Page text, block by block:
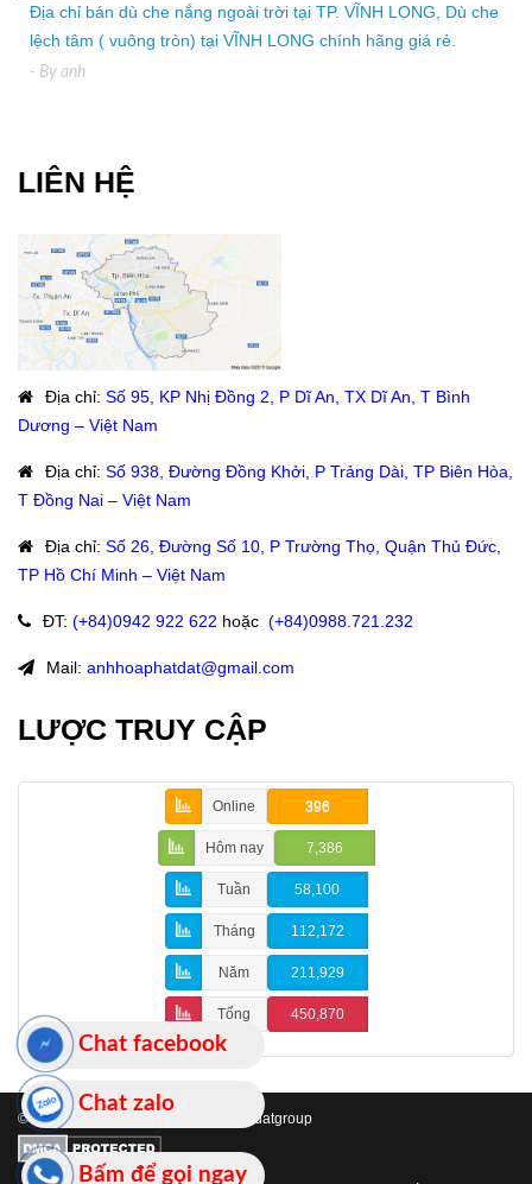
Địa chỉ bán dù che nắng ngoài trời tại TP. VĨNH LONG, Dù che
lệch tâm ( vuông tròn) tại VĨNH LONG chính hãng giá rẻ.
- By anh
LIÊN HỆ
Địa chỉ: Số 95, KP Nhị Đồng 2, P Dĩ An, TX Dĩ An, T Bình
Dương – Việt Nam
Địa chỉ: Số 938, Đường Đồng Khởi, P Trảng Dài, TP Biên Hòa,
T Đồng Nai – Việt Nam
Địa chỉ: Số 26, Đường Số 10, P Trường Thọ, Quận Thủ Đức,
TP Hồ Chí Minh – Việt Nam
ĐT: (+84)0942 922 622 hoặc: (+84)0988.721.232
Mail: anhhoaphatdat@gmail.com
LƯỢC TRUY CẬP
Online 396
Hôm nay 7,386
Tuần 58,100
Tháng 112,172
Năm 211,929
Tổng 450,870
© 2019 Bản quyền thuộc về hoaphatdatgroup
Bấm để gọi ngay
Chat zalo
Chat facebook